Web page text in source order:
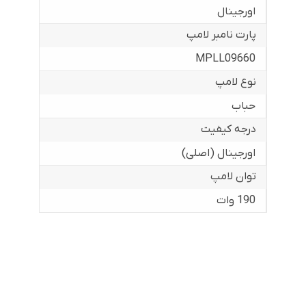
اورجینال
پارت نامبر لامپ
MPLL09660
نوع لامپ
حباب
درجه کیفیت
اورجینال (اصلی)
توان لامپ
190 وات